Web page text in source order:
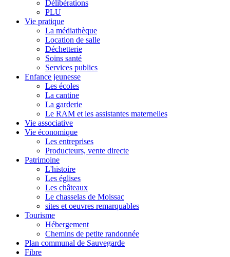
Délibérations
PLU
Vie pratique
La médiathèque
Location de salle
Déchetterie
Soins santé
Services publics
Enfance jeunesse
Les écoles
La cantine
La garderie
Le RAM et les assistantes maternelles
Vie associative
Vie économique
Les entreprises
Producteurs, vente directe
Patrimoine
L'histoire
Les églises
Les châteaux
Le chasselas de Moissac
sites et oeuvres remarquables
Tourisme
Hébergement
Chemins de petite randonnée
Plan communal de Sauvegarde
Fibre